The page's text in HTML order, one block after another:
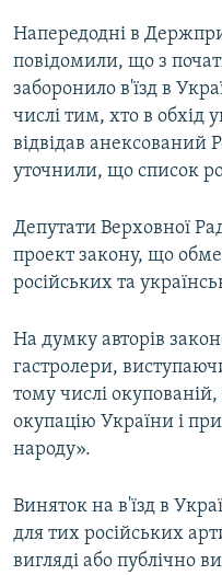
Напередодні в
повідомили, що з
заборонило в'їзд в
числі тим, хто в обхід
відвідав анексований
уточнили, що список
Депутати Верховної
проект закону, що
російських та
На думку авторів
гастролери,
тому числі
окупацію України і
народу».
Виняток на в'їзд в
для тих російських
вигляді або публічно